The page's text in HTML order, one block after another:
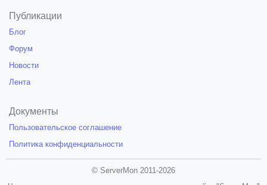
Публикации
Блог
Форум
Новости
Лента
Документы
Пользовательское соглашение
Политика конфиденциальности
© ServerMon 2011-2026